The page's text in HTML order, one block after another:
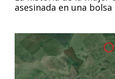
asesinada en una